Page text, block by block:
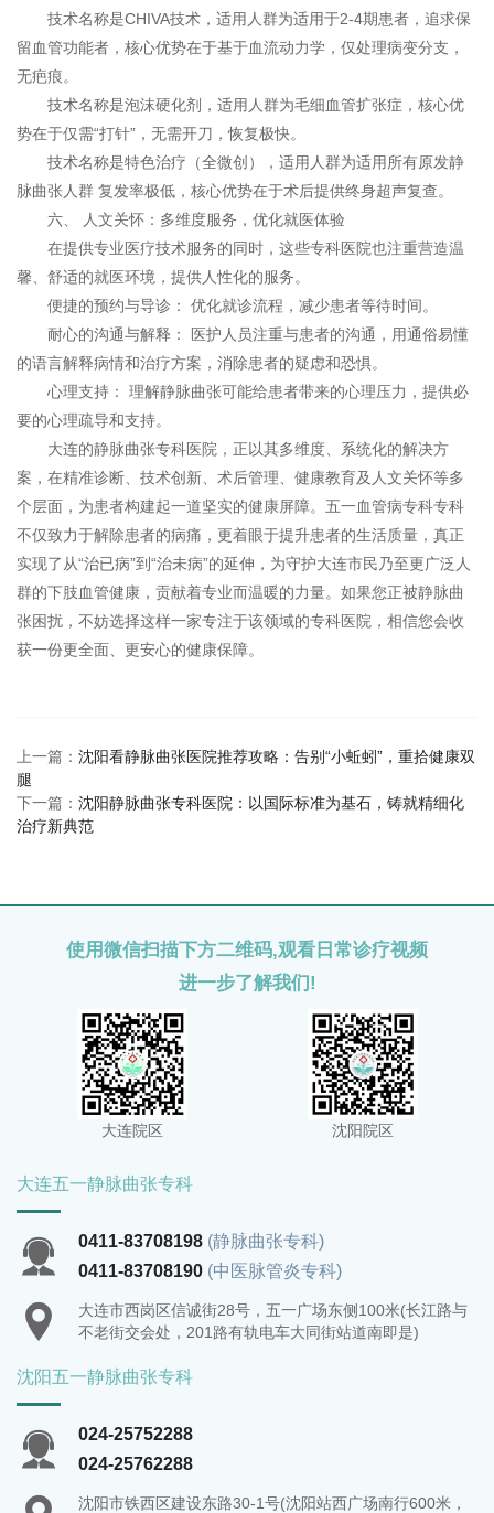
技术名称是CHIVA技术 ， 适用人群为适用于2-4期患者，追求保
留血管功能者 ， 核心优势在于基于血流动力学，仅处理病变分支，
无疤痕。
技术名称是泡沫硬化剂 ， 适用人群为毛细血管扩张症， 核心优
势在于仅需“打针”，无需开刀，恢复极快。
技术名称是特色治疗（全微创）， 适用人群为适用所有原发静
脉曲张人群 复发率极低， 核心优势在于术后提供终身超声复查。
六、 人文关怀：多维度服务，优化就医体验
在提供专业医疗技术服务的同时，这些专科医院也注重营造温
馨、舒适的就医环境，提供人性化的服务。
便捷的预约与导诊： 优化就诊流程，减少患者等待时间。
耐心的沟通与解释： 医护人员注重与患者的沟通，用通俗易懂
的语言解释病情和治疗方案，消除患者的疑虑和恐惧。
心理支持： 理解静脉曲张可能给患者带来的心理压力，提供必
要的心理疏导和支持。
大连的静脉曲张专科医院，正以其多维度、系统化的解决方
案，在精准诊断、技术创新、术后管理、健康教育及人文关怀等多
个层面，为患者构建起一道坚实的健康屏障。五一血管病专科专科
不仅致力于解除患者的病痛，更着眼于提升患者的生活质量，真正
实现了从“治已病”到“治未病”的延伸，为守护大连市民乃至更广泛人
群的下肢血管健康，贡献着专业而温暖的力量。如果您正被静脉曲
张困扰，不妨选择这样一家专注于该领域的专科医院，相信您会收
获一份更全面、更安心的健康保障。
上一篇： 沈阳看静脉曲张医院推荐攻略：告别“小蚯蚓”，重拾健康双
腿
下一篇： 沈阳静脉曲张专科医院：以国际标准为基石，铸就精细化
治疗新典范
使用微信扫描下方二维码,观看日常诊疗视频
进一步了解我们!
大连院区 沈阳院区
大连五一静脉曲张专科
0411-83708198 (静脉曲张专科)
0411-83708190 (中医脉管炎专科)
大连市西岗区信诚街28号，五一广场东侧100米(长江路与
不老街交会处，201路有轨电车大同街站道南即是)
沈阳五一静脉曲张专科
024-25752288
024-25762288
沈阳市铁西区建设东路30-1号(沈阳站西广场南行600米，